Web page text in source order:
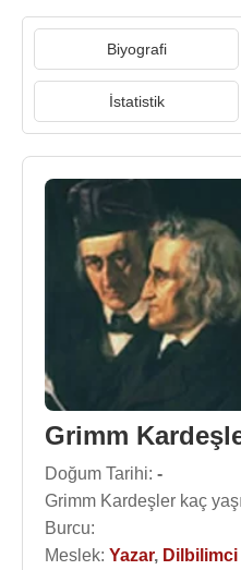
Biyografi
İstatistik
Grimm
Doğum Tarihi: -
Grimm Kardeşler kaç
Burcu:
Meslek: Yazar, Dilbilimci